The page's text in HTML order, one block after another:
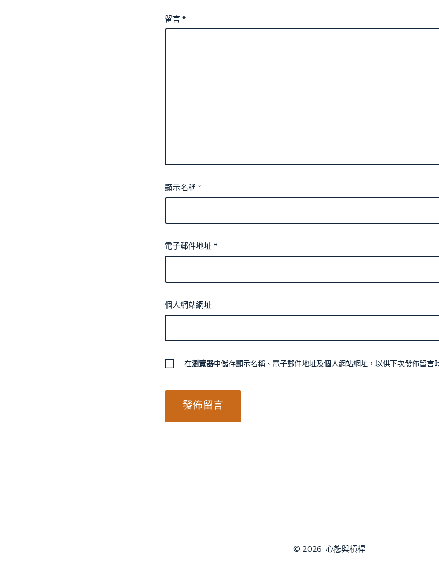
留言*
顯示名稱*
電子郵件地址*
個人網站網址
在瀏覽器中儲存顯示名稱、電子郵件地址及個人網站網址，以供下次發佈留言
© 2026 心態與槓桿